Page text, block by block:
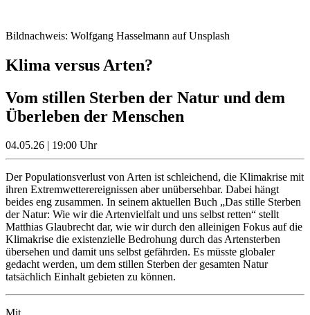
Bildnachweis: Wolfgang Hasselmann auf Unsplash
Klima versus Arten?
Vom stillen Sterben der Natur und dem
Überleben der Menschen
04.05.26 | 19:00 Uhr
Der Populationsverlust von Arten ist schleichend, die Klimakrise mit
ihren Extremwetterereignissen aber unübersehbar. Dabei hängt
beides eng zusammen. In seinem aktuellen Buch „Das stille Sterben
der Natur: Wie wir die Artenvielfalt und uns selbst retten“ stellt
Matthias Glaubrecht dar, wie wir durch den alleinigen Fokus auf die
Klimakrise die existenzielle Bedrohung durch das Artensterben
übersehen und damit uns selbst gefährden. Es müsste globaler
gedacht werden, um dem stillen Sterben der gesamten Natur
tatsächlich Einhalt gebieten zu können.